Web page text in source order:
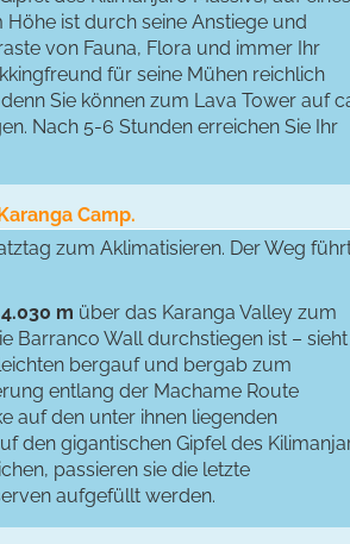
ist durch seine Anstiege und
von Fauna, Flora und immer Ihr
für seine Mühen reichlich
Sie können zum Lava Tower auf
Nach 5-6 Stunden erreichen Sie Ihr
Camp.
zum Aklimatisieren. Der Weg
m über das Karanga Valley zum
Barranco Wall durchstiegen ist – sieht
bergauf und bergab zum
entlang der Machame Route
auf den unter ihnen liegenden
den gigantischen Gipfel des
passieren sie die letzte
aufgefüllt werden.